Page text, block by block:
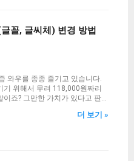
블로거에서의 친효스킨은 뭔
시원 시원한 느낌이 강합니다.
니다. 사용하기전에 먼
기 전에 백업을 하시고 진행해주
시 모를 문제에 대비해서 말이
다. 백업 방법은 테마 적용하
시 언급해 드리겠습니다. 신청
꼴, 글씨체) 변경 방법
기 위해서 무려 118,000원짜리
죠? 그만한 가치가 있다고 판
팔아요. 한정판이었거든요. (껄
더 보기 »